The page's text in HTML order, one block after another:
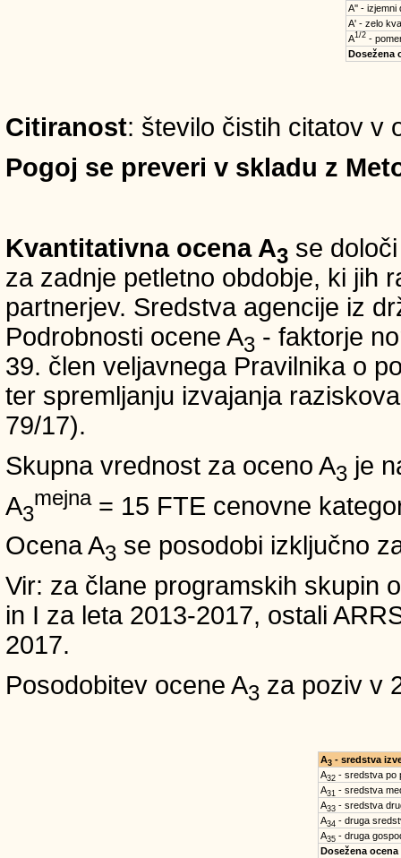
A'' - izjemni
A' - zelo
A1/2-
Dosežena
Citiranost: število čistih citatov v
Pogoj se preveri v skladu z
Kvantitativna ocena A3 se
za zadnje petletno obdobje, ki jih
partnerjev. Sredstva agencije iz
Podrobnosti ocene A3 - faktorje
39. člen veljavnega Pravilnika o
ter spremljanju izvajanja
79/17).
Skupna vrednost za oceno A3 je
A3
mejna= 15 FTE cenovne
Ocena A3 se posodobi izključno
Vir: za člane programskih skupin
in I za leta 2013-2017, ostali
2017.
Posodobitev ocene A3 za poziv v
A3- sredstva
A32- sredstva po
A31 - sredstva
A33- sredstva
A34 - druga
A35- druga
Dosežena ocena